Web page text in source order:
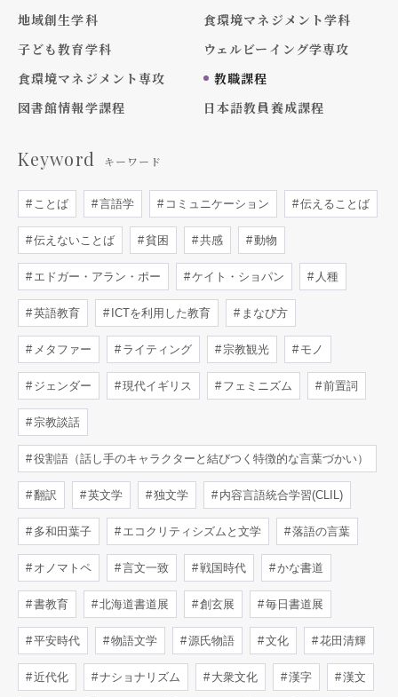
地域創生学科
食環境マネジメント学科
子ども教育学科
ウェルビーイング学専攻
食環境マネジメント専攻
教職課程
図書館情報学課程
日本語教員養成課程
Keyword キーワード
ことば 言語学 コミュニケーション 伝えることば
伝えないことば 貧困 共感 動物
エドガー・アラン・ポー ケイト・ショパン 人種
英語教育 ICTを利用した教育 まなび方
メタファー ライティング 宗教観光 モノ
ジェンダー 現代イギリス フェミニズム 前置詞
宗教談話
役割語（話し手のキャラクターと結びつく特徴的な言葉づかい）
翻訳 英文学 独文学 内容言語統合学習(CLIL)
多和田葉子 エコクリティシズムと文学 落語の言葉
オノマトペ 言文一致 戦国時代 かな書道
書教育 北海道書道展 創玄展 毎日書道展
平安時代 物語文学 源氏物語 文化 花田清輝
近代化 ナショナリズム 大衆文化 漢字 漢文